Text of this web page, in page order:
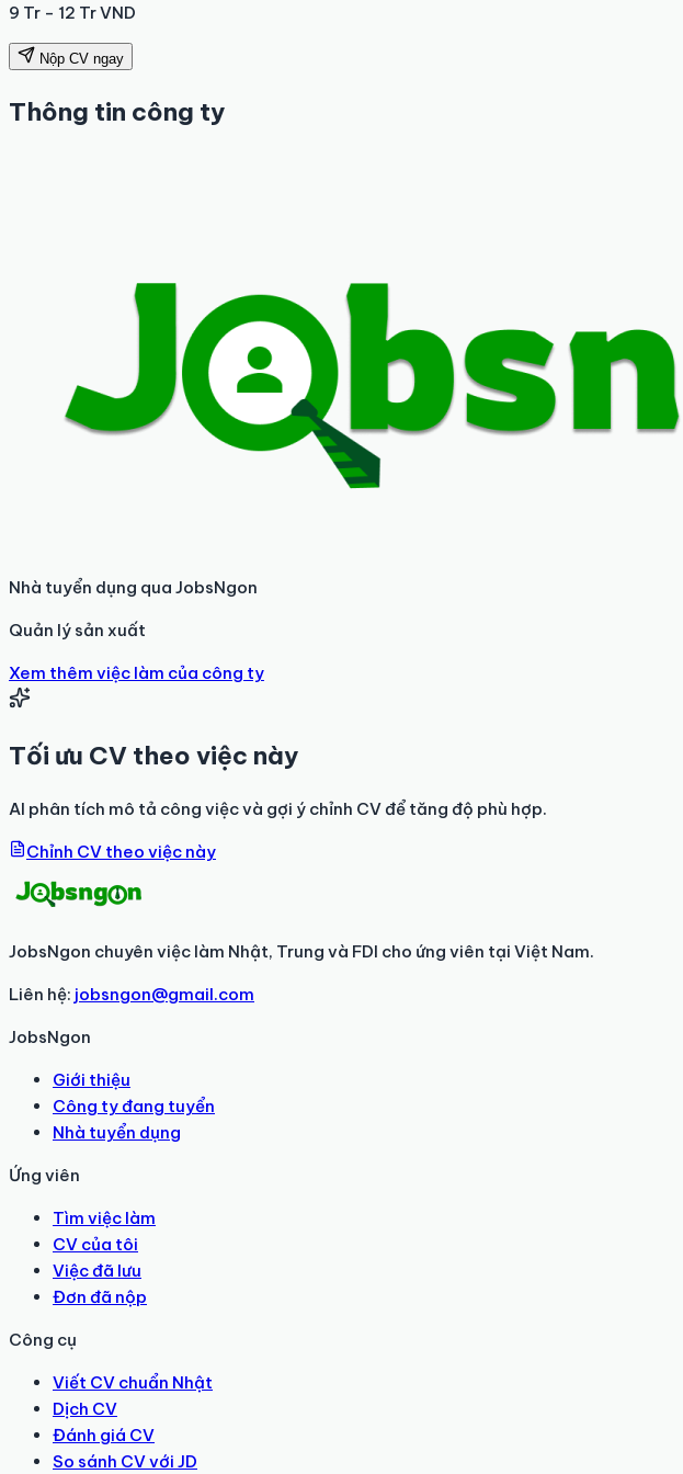
9 Tr - 12 Tr VND
Nộp CV ngay
Thông tin công ty
Nhà tuyển dụng qua JobsNgon
Quản lý sản xuất
Xem thêm việc làm của công ty
Tối ưu CV theo việc này
AI phân tích mô tả công việc và gợi ý chỉnh CV để tăng độ phù hợp.
Chỉnh CV theo việc này
JobsNgon chuyên việc làm Nhật, Trung và FDI cho ứng viên tại Việt Nam.
Liên hệ: jobsngon@gmail.com
JobsNgon
Giới thiệu
Công ty đang tuyển
Nhà tuyển dụng
Ứng viên
Tìm việc làm
CV của tôi
Việc đã lưu
Đơn đã nộp
Công cụ
Viết CV chuẩn Nhật
Dịch CV
Đánh giá CV
So sánh CV với JD